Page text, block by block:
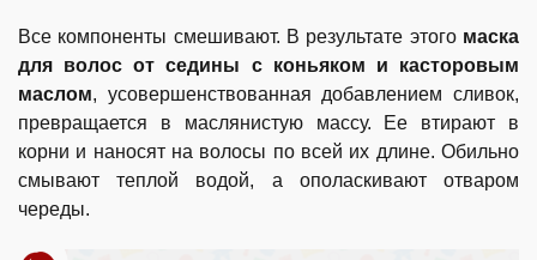
Все компоненты смешивают. В результате этого маска
для волос от седины с коньяком и касторовым
маслом, усовершенствованная добавлением сливок,
превращается в маслянистую массу. Ее втирают в
корни и наносят на волосы по всей их длине. Обильно
смывают теплой водой, а ополаскивают отваром
череды.